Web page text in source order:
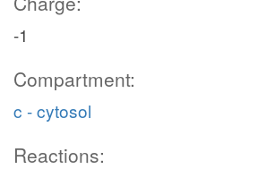
-1
Compartment:
c - cytosol
Reactions: